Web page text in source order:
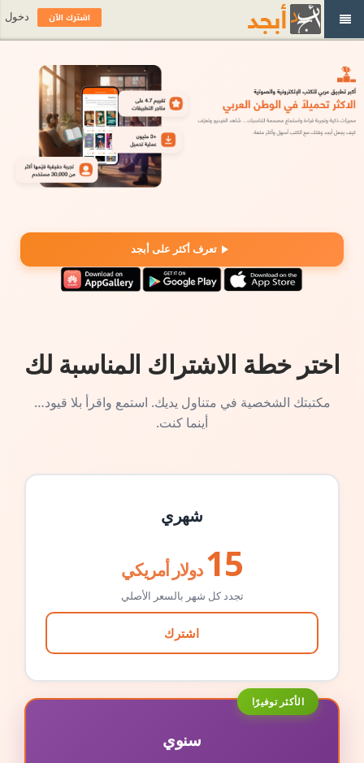
تعرف أكثر على أبجد
اختر خطة الاشتراك المناسبة لك
مكتبتك الشخصية في متناول يديك. استمع واقرأ بلا قيود…
أينما كنت.
شهري
15 دولار أمريكي
تجدد كل شهر بالسعر الأصلي
اشترك
الأكثر توفيرًا
سنوي
اشترك الآن دخول